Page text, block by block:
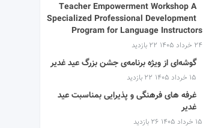
Teacher Empowerment Workshop A
Specialized Professional Development
Program for Language Instructors
۲۴ خرداد ۱۴۰۵ 22 بازدید
گوشه‌ای از ویژه برنامه‌ی جشن بزرگ عید غدیر
۱۵ خرداد ۱۴۰۵ 22 بازدید
غرفه های فرهنگی و پذیرایی بمناسبت عید
غدیر
۱۵ خرداد ۱۴۰۵ 26 بازدید